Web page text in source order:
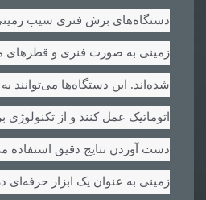
دستگاه‌های برش فنری سیب
زمینی به صورت فنری و قطرهای
شده‌اند. این دستگاه‌ها می‌توانند
اتوماتیک عمل کنند و از
دست آوردن نتایج دقیق
زمینی به عنوان یک ابزار حرفه‌ای